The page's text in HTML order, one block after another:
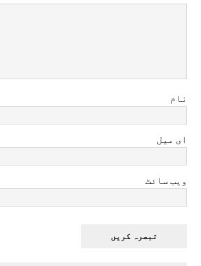
نام
ای میل
ویب سائٹ